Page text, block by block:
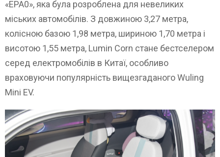
«EPA0», яка була розроблена для невеликих
міських автомобілів. З довжиною 3,27 метра,
колісною базою 1,98 метра, шириною 1,70 метра і
висотою 1,55 метра, Lumin Corn стане бестселером
серед електромобілів в Китаї, особливо
враховуючи популярність вищезгаданого Wuling
Mini EV.